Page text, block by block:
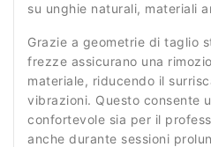
su unghie naturali, materiali
Grazie a geometrie di taglio
frezze assicurano una
materiale, riducendo il
vibrazioni. Questo consente
confortevole sia per il
anche durante sessioni